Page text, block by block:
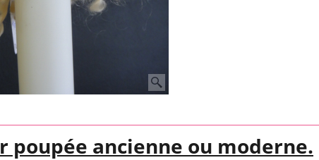
poupée ancienne ou moderne.